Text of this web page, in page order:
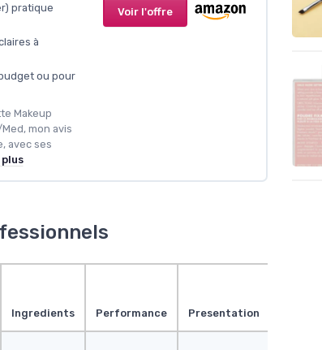
pratique
à
ou pour
Makeup
mon avis
avec ses
Voir l'offre
Ingredients Performance Presentation